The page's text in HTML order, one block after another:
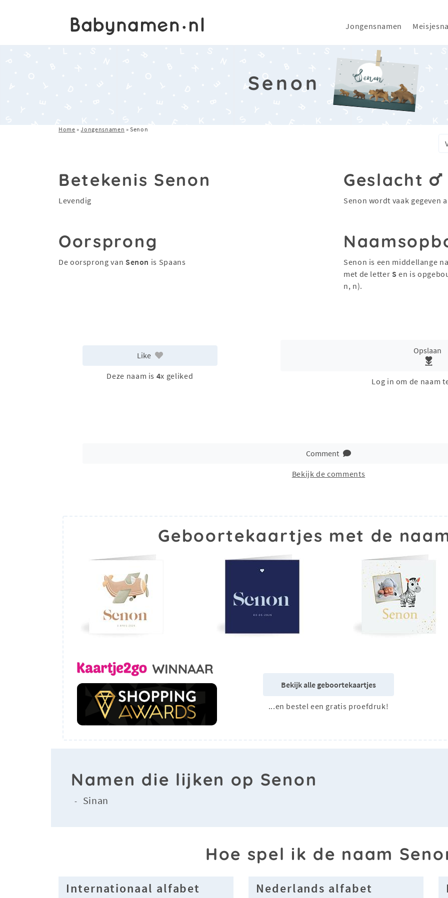
Jongensnamen
Senon
Home »Jongensnamen »Senon
Betekenis Senon
Levendig
Geslacht
Senon wordt vaak gegeven
Oorsprong
De oorsprong van Senon is Spaans
Senon is een middellange
met de letter S en is
n, n).
Like
Deze naam is 4x geliked
Opslaan
Log in om de naam
Comment
Bekijk de comments
Geboortekaartjes met de
Bekijk alle geboortekaartjes
...en bestel een gratis proefdruk!
Namen die lijken op Senon
- Sinan
Hoe spel ik de naam
Internationaal alfabet Nederlands alfabet